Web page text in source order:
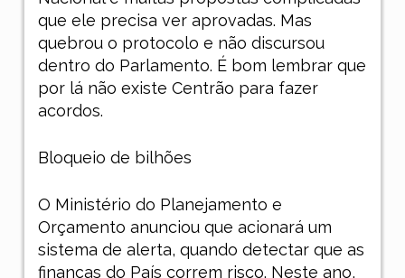
que ele precisa ver aprovadas. Mas
quebrou o protocolo e não discursou
dentro do Parlamento. É bom lembrar que
por lá não existe Centrão para fazer
acordos.
Bloqueio de bilhões
O Ministério do Planejamento e
Orçamento anunciou que acionará um
sistema de alerta, quando detectar que as
finanças do País correm risco. Neste ano,